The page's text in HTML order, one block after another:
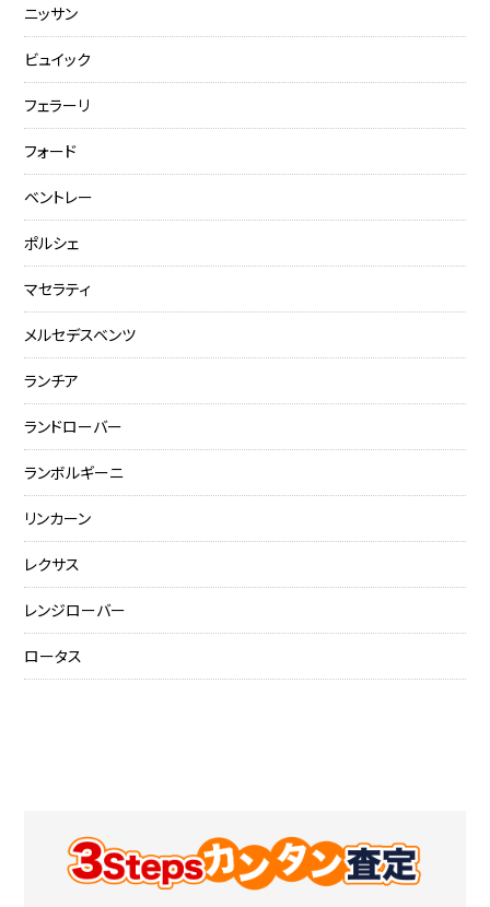
ニッサン
ビュイック
フェラーリ
フォード
ベントレー
ポルシェ
マセラティ
メルセデスベンツ
ランチア
ランドローバー
ランボルギーニ
リンカーン
レクサス
レンジローバー
ロータス